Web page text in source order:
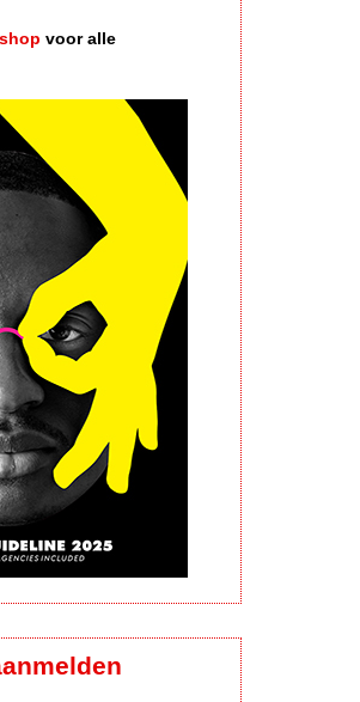
voor alle